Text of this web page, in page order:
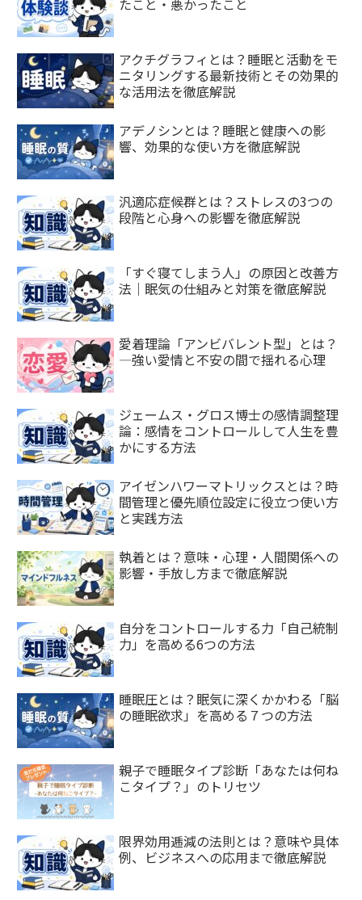
たこと・悪かったこと
アクチグラフィとは？睡眠と活動をモ
ニタリングする最新技術とその効果的
な活用法を徹底解説
アデノシンとは？睡眠と健康への影
響、効果的な使い方を徹底解説
汎適応症候群とは？ストレスの3つの
段階と心身への影響を徹底解説
「すぐ寝てしまう人」の原因と改善方
法｜眠気の仕組みと対策を徹底解説
愛着理論「アンビバレント型」とは？
—強い愛情と不安の間で揺れる心理
ジェームス・グロス博士の感情調整理
論：感情をコントロールして人生を豊
かにする方法
アイゼンハワーマトリックスとは？時
間管理と優先順位設定に役立つ使い方
と実践方法
執着とは？意味・心理・人間関係への
影響・手放し方まで徹底解説
自分をコントロールする力「自己統制
力」を高める6つの方法
睡眠圧とは？眠気に深くかかわる「脳
の睡眠欲求」を高める７つの方法
親子で睡眠タイプ診断「あなたは何ね
こタイプ？」のトリセツ
限界効用逓減の法則とは？意味や具体
例、ビジネスへの応用まで徹底解説